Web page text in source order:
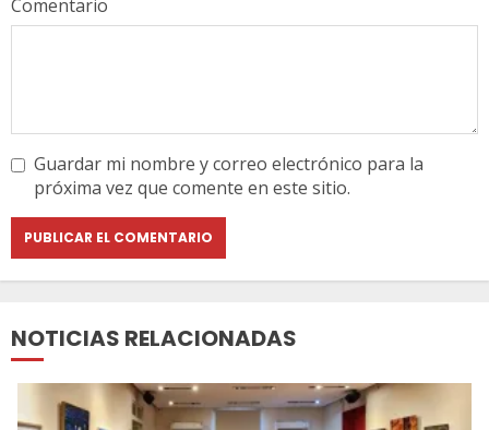
Comentario
Guardar mi nombre y correo electrónico para la
próxima vez que comente en este sitio.
NOTICIAS RELACIONADAS